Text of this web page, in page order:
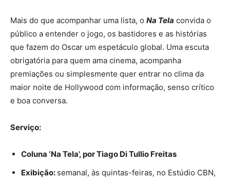
Mais do que acompanhar uma lista, o Na Tela convida o
público a entender o jogo, os bastidores e as histórias
que fazem do Oscar um espetáculo global. Uma escuta
obrigatória para quem ama cinema, acompanha
premiações ou simplesmente quer entrar no clima da
maior noite de Hollywood com informação, senso crítico
e boa conversa.
Serviço:
Coluna ‘Na Tela’, por Tiago Di Tullio Freitas
Exibição: semanal, às quintas-feiras, no Estúdio CBN,